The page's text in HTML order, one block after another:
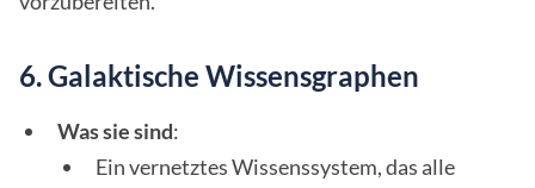
6. Galaktische Wissensgraphen
Was sie sind:
Ein vernetztes Wissenssystem, das alle